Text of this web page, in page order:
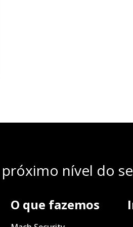
nível do
O que fazemos